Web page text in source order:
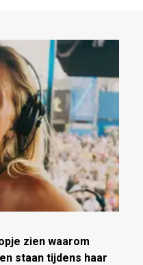
zien waarom
staan tijdens haar